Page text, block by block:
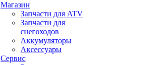
Магазин
Запчасти для ATV
Запчасти для
снегоходов
Аккумуляторы
Аксессуары
Сервис